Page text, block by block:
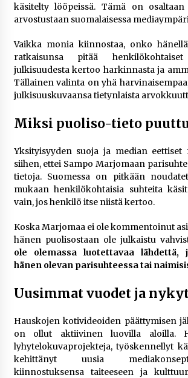
käsitelty lööpeissä. Tämä on
arvostustaan suomalaisessa
Vaikka monia kiinnostaa, onko
ratkaisunsa pitää
julkisuudesta kertoo harkinnasta ja
Tällainen valinta on yhä
julkisuuskuvaansa tietynlaista
Miksi puoliso-tieto
Yksityisyyden suoja ja median eettiset
siihen, ettei Sampo Marjomaan
tietoja. Suomessa on pitkään
mukaan henkilökohtaisia suhteita
vain, jos henkilö itse niistä kertoo.
Koska Marjomaa ei ole kommentoinut
hänen puolisostaan ole julkaistu
ole olemassa luotettavaa lähdettä,
hänen olevan parisuhteessa tai
Uusimmat vuodet ja
Hauskojen kotivideoiden päättymisen
on ollut aktiivinen luovilla aloilla.
lyhytelokuvaprojekteja, työskennellyt
kehittänyt uusia
kiinnostuksensa taiteeseen ja